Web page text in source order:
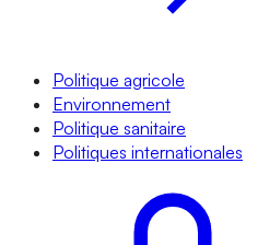
Politique agricole
Environnement
Politique sanitaire
Politiques internationales